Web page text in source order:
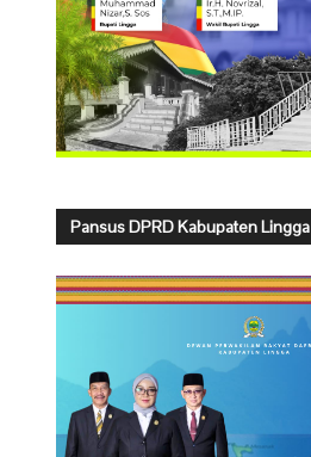
Pansus DPRD Kabupaten Lingga